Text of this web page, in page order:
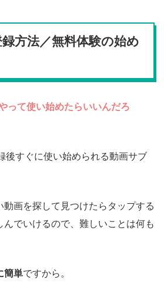
方法／無料体験の始め
って使い始めたらいいんだろ
後すぐに使い始められる動画サブ
画を探して見つけたらタップする
んでいけるので、難しいことは何も
簡単ですから。